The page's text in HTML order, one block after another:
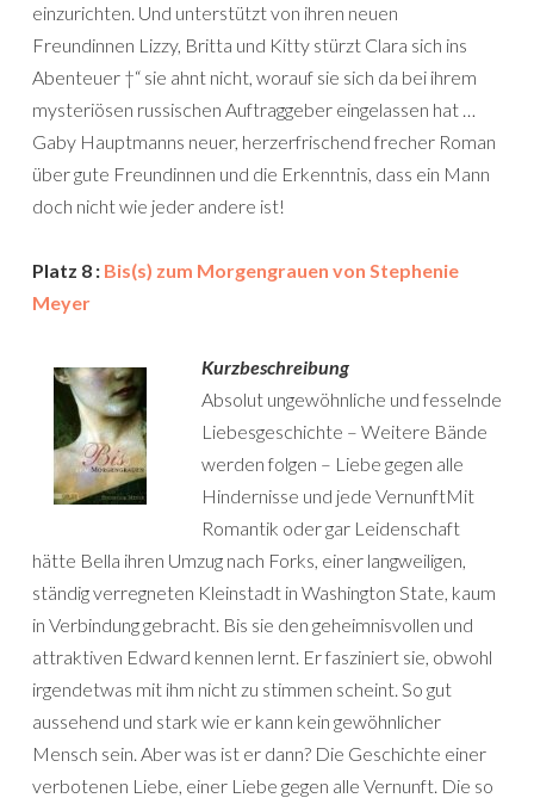
einzurichten. Und unterstützt von ihren neuen
Freundinnen Lizzy, Britta und Kitty stürzt Clara sich ins
Abenteuer †“ sie ahnt nicht, worauf sie sich da bei ihrem
mysteriösen russischen Auftraggeber eingelassen hat …
Gaby Hauptmanns neuer, herzerfrischend frecher Roman
über gute Freundinnen und die Erkenntnis, dass ein Mann
doch nicht wie jeder andere ist!
Platz 8 : Bis(s) zum Morgengrauen von Stephenie
Meyer
Kurzbeschreibung
Absolut ungewöhnliche und fesselnde
Liebesgeschichte – Weitere Bände
werden folgen – Liebe gegen alle
Hindernisse und jede VernunftMit
Romantik oder gar Leidenschaft
hätte Bella ihren Umzug nach Forks, einer langweiligen,
ständig verregneten Kleinstadt in Washington State, kaum
in Verbindung gebracht. Bis sie den geheimnisvollen und
attraktiven Edward kennen lernt. Er fasziniert sie, obwohl
irgendetwas mit ihm nicht zu stimmen scheint. So gut
aussehend und stark wie er kann kein gewöhnlicher
Mensch sein. Aber was ist er dann? Die Geschichte einer
verbotenen Liebe, einer Liebe gegen alle Vernunft. Die so